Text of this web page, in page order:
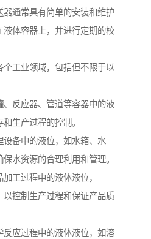
通常具有简单的安装和维护
体容器上，并进行定期的校
工业领域，包括但不限于以
反应器、管道等容器中的液
生产过程的控制。
备中的液位，如水箱、水
水资源的合理利用和管理。
工过程中的液体液位，
控制生产过程和保证产品质
应过程中的液体液位，如溶